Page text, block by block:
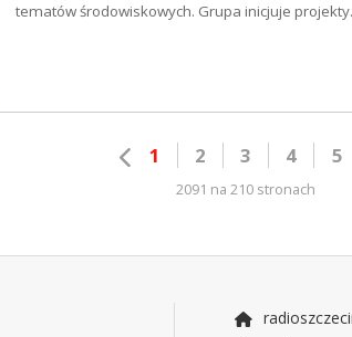
tematów środowiskowych. Grupa inicjuje
1 2 3 4 5
2091 na 210 stronach